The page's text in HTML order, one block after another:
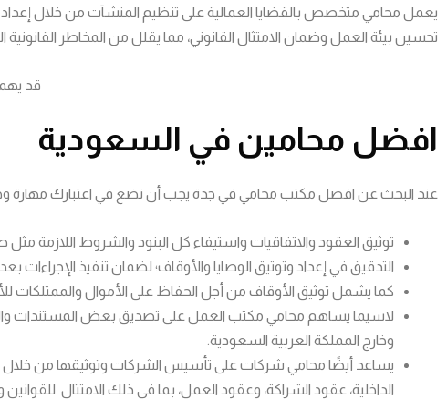
يعمل محامي متخصص بالقضايا العمالية على تنظيم المنشآت من خلال إعداد
تحسين بيئة العمل وضمان الامتثال القانوني، مما يقلل من المخاطر القانونية
قد
افضل محامين في السعودية
عند البحث عن افضل مكتب محامي في جدة يجب أن تضع في اعتبارك مهارة
توثيق العقود والاتفاقيات واستيفاء كل البنود والشروط اللازمة
التدقيق في إعداد وتوثيق الوصايا والأوقاف؛ لضمان تنفيذ الإجراءات
كما يشمل توثيق الأوقاف من أجل الحفاظ على الأموال والممتلكات
لاسيما يساهم محامي مكتب العمل على تصديق بعض المستندات
وخارج المملكة العربية السعودية.
يساعد أيضًا محامي شركات على تأسيس الشركات وتوثيقها من خلال
الداخلية، عقود الشراكة، وعقود العمل، بما في ذلك الامتثال